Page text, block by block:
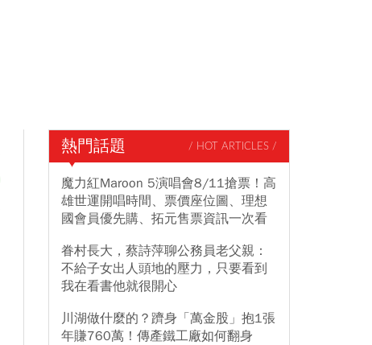
熱門話題 / HOT ARTICLES /
魔力紅Maroon 5演唱會8/11搶票！高
雄世運開唱時間、票價座位圖、理想
國會員優先購、拓元售票資訊一次看
眷村長大，蔡詩萍聊公務員老父親：
不給子女出人頭地的壓力，只要看到
我在看書他就很開心
川湖做什麼的？躋身「萬金股」抱1張
年賺760萬！傳產鐵工廠如何翻身